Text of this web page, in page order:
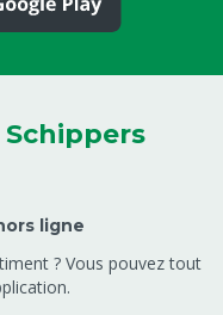
ligne
? Vous pouvez tout